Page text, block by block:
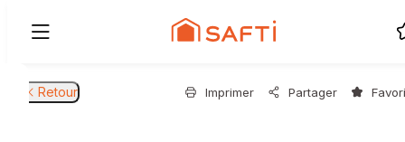
Retour Imprimer Partager